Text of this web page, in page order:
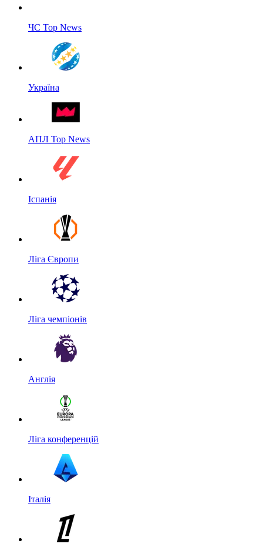
ЧС Top News
Україна
АПЛ Top News
Іспанія
Ліга Європи
Ліга чемпіонів
Англія
Ліга конференцій
Італія